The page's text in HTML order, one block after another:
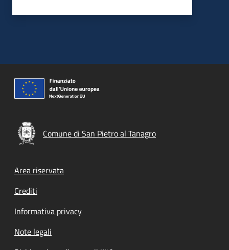
Comune di San Pietro al Tanagro
Footer menu
Area riservata
Crediti
Informativa privacy
Note legali